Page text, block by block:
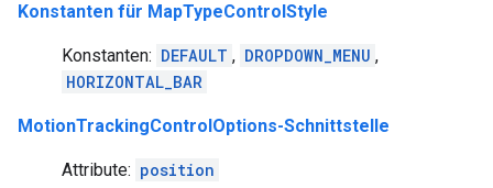
Konstanten für MapTypeControlStyle
Konstanten: DEFAULT , DROPDOWN_MENU ,
HORIZONTAL_BAR
MotionTrackingControlOptions-Schnittstelle
Attribute: position